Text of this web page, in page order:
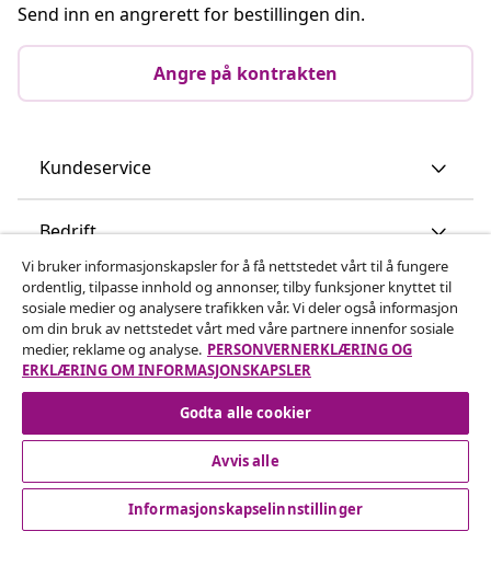
Send inn en angrerett for bestillingen din.
Angre på kontrakten
Kundeservice
Bedrift
vidaXL
Oppdag mer
© 2008-2026 vidaXL www.vidaxl.no er et nettsted av vidaXL
Vi bruker informasjonskapsler for å få nettstedet vårt til å fungere
ordentlig, tilpasse innhold og annonser, tilby funksjoner knyttet til
sosiale medier og analysere trafikken vår. Vi deler også informasjon
om din bruk av nettstedet vårt med våre partnere innenfor sosiale
medier, reklame og analyse. PERSONVERNERKLÆRING OG
ERKLÆRING OM INFORMASJONSKAPSLER
Godta alle cookier
Avvis alle
Informasjonskapselinnstillinger